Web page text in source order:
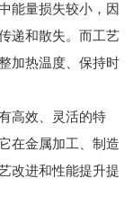
能量损失较小，因
递和散失。而工艺
加热温度、保持时
高效、灵活的特
在金属加工、制造
改进和性能提升提